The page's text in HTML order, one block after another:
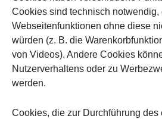
Cookies sind technisch notwendig,
Webseitenfunktionen ohne diese
würden (z. B. die
von Videos). Andere Cookies
Nutzerverhaltens oder zu
werden.
Cookies, die zur Durchführung des